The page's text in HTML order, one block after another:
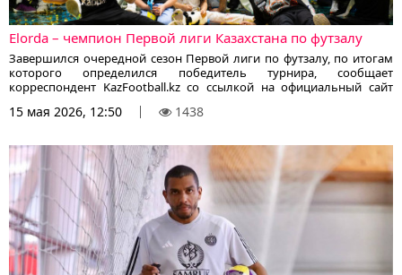
Elorda – чемпион Первой лиги Казахстана по футзалу
Завершился очередной сезон Первой лиги по футзалу, по итогам
которого определился победитель турнира, сообщает
корреспондент KazFootball.kz со ссылкой на официальный сайт
15 мая 2026, 12:50 1438